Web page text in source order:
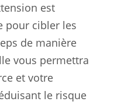
est
pour cibler les
de manière
vous permettra
et votre
le risque